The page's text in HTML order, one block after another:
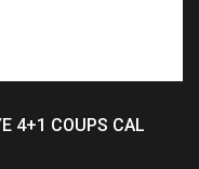
4+1 COUPS CAL